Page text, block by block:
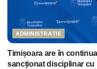
ADMINISTRAȚIE
Timișoara are în
sancționat disciplinar cu